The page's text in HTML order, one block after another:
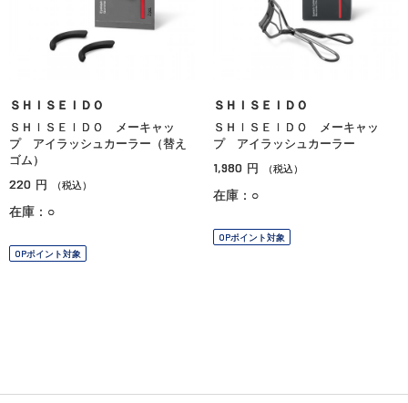
ＳＨＩＳＥＩＤＯ
ＳＨＩＳＥＩＤＯ メーキャッ
プ アイラッシュカーラー（替え
ゴム）
220 円 （税込）
在庫：○
OPポイント対象
ＳＨＩＳＥＩＤＯ
ＳＨＩＳＥＩＤＯ メーキャッ
プ アイラッシュカーラー
1,980 円 （税込）
在庫：○
OPポイント対象